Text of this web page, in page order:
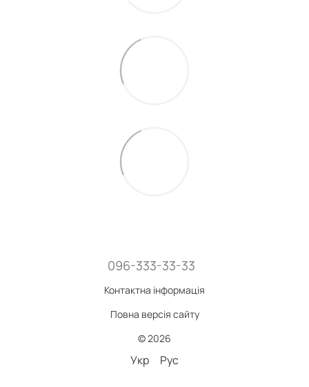
096-333-33-33
Контактна інформація
Повна версія сайту
© 2026
Укр Рус